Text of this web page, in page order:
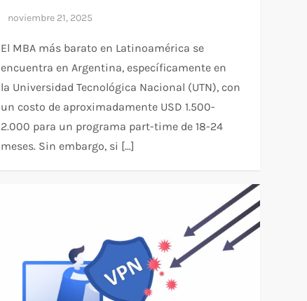
El MBA más barato en Latinoamérica se
encuentra en Argentina, específicamente en
la Universidad Tecnológica Nacional (UTN), con
un costo de aproximadamente USD 1.500-
2.000 para un programa part-time de 18-24
meses. Sin embargo, si […]